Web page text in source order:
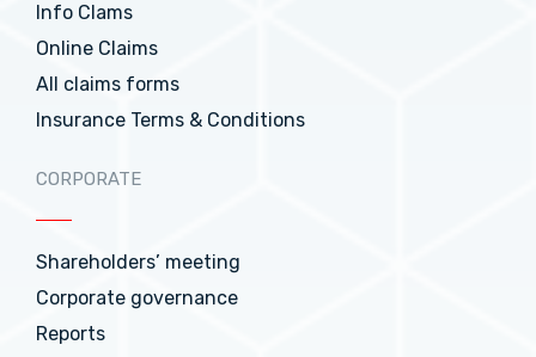
Info Clams
Online Claims
All claims forms
Insurance Terms & Conditions
CORPORATE
Shareholders’ meeting
Corporate governance
Reports